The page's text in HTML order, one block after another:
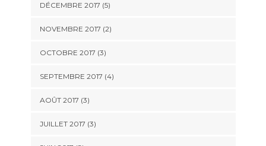
DÉCEMBRE 2017 (5)
NOVEMBRE 2017 (2)
OCTOBRE 2017 (3)
SEPTEMBRE 2017 (4)
AOÛT 2017 (3)
JUILLET 2017 (3)